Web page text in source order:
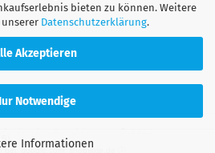
bieten zu können. Weitere
Datenschutzerklärung.
Akzeptieren
Notwendige
Informationen
5)
bei: google.com, shopvote.de ⓘ